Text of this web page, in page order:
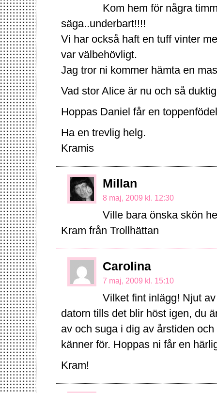
Kom hem för några
säga..underbart!!!!
Vi har också haft en tuff vinter
var välbehövligt.
Jag tror ni kommer hämta en
Vad stor Alice är nu och så
Hoppas Daniel får en
Ha en trevlig helg.
Kramis
Millan
8 maj, 2009 kl. 12:30
Ville bara önska skön
Kram från Trollhättan
Carolina
7 maj, 2009 kl. 15:10
Vilket fint inlägg! Njut
datorn tills det blir höst igen, du
av och suga i dig av årstiden
känner för. Hoppas ni får en
Kram!